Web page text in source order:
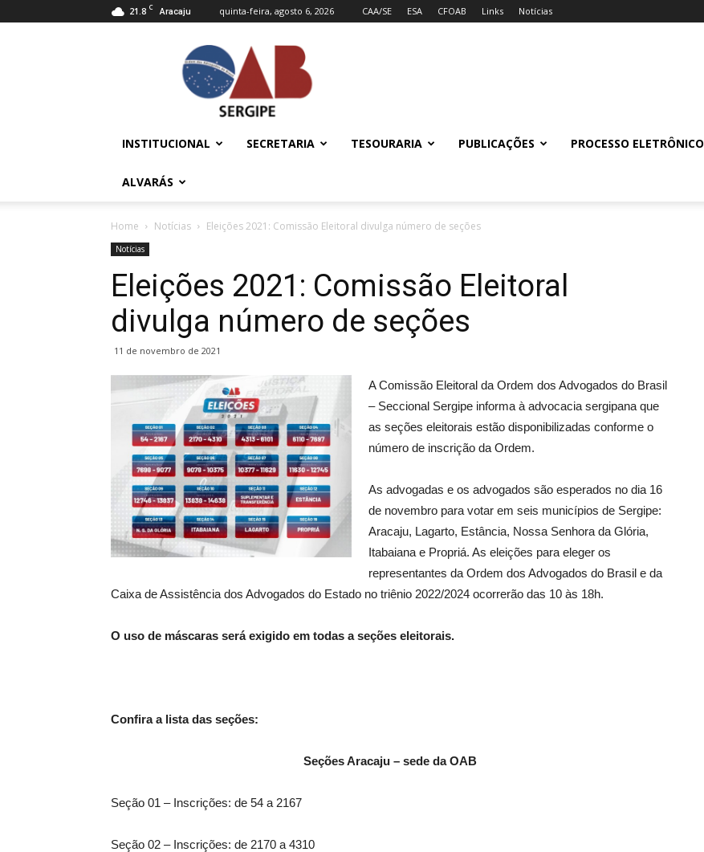
21.8 C Aracaju quinta-feira, agosto 6, 2026 CAA/SE ESA CFOAB Links Notícias
OAB/SE
Ordem
do
INSTITUCIONAL SECRETARIA TESOURARIA PUBLICAÇÕES PROCESSO ELETRÔNICO
ALVARÁS
Home Notícias Eleições 2021: Comissão Eleitoral divulga número de seções
Notícias
Eleições 2021: Comissão Eleitoral
divulga número de seções
11 de novembro de 2021
A Comissão Eleitoral da Ordem dos Advogados do Brasil
– Seccional Sergipe informa à advocacia sergipana que
as seções eleitorais estão disponibilizadas conforme o
número de inscrição da Ordem.
As advogadas e os advogados são esperados no dia 16
de novembro para votar em seis municípios de Sergipe:
Aracaju, Lagarto, Estância, Nossa Senhora da Glória,
Itabaiana e Propriá. As eleições para eleger os
representantes da Ordem dos Advogados do Brasil e da
Caixa de Assistência dos Advogados do Estado no triênio 2022/2024 ocorrerão das 10 às 18h.
O uso de máscaras será exigido em todas a seções eleitorais.
Confira a lista das seções:
Seções Aracaju – sede da OAB
Seção 01 – Inscrições: de 54 a 2167
Seção 02 – Inscrições: de 2170 a 4310